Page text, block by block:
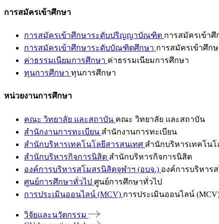
การสมัครเข้าศึกษา
การสมัครเข้าศึกษาระดับปริญญาบัณฑิต การสมัครเข้า
การสมัครเข้าศึกษาระดับบัณฑิตศึกษา การสมัครเข้าศึก
ค่าธรรมเนียมการศึกษา ค่าธรรมเนียมการศึกษา
ทุนการศึกษา ทุนการศึกษา
หน่วยงานการศึกษา
คณะ วิทยาลัย และสถาบัน คณะ วิทยาลัย และสถาบัน
สำนักงานการทะเบียน สำนักงานการทะเบียน
สำนักบริหารเทคโนโลยีสารสนเทศ สำนักบริหารเทคโนโ
สำนักบริหารกิจการนิสิต สำนักบริหารกิจการนิสิต
องค์การบริหารสโมสรนิสิตจุฬาฯ (อบจ.) องค์การบริหาร
ศูนย์การศึกษาทั่วไป ศูนย์การศึกษาทั่วไป
การประเมินออนไลน์ (MCV) การประเมินออนไลน์
วิจัยและนวัตกรรม